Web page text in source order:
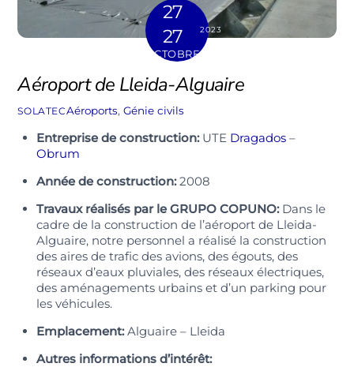
27
27
OCTOBRE
2023
Aéroport de Lleida-Alguaire
SOLATECAéroports, Génie civils
Entreprise de construction:UTE Dragados –
Obrum
Année de construction:2008
Travaux réalisés par le GRUPO COPUNO:Dans le
cadre de la construction de l’aéroport de Lleida-
Alguaire, notre personnel a réalisé la construction
des aires de trafic des avions, des égouts, des
réseaux d’eaux pluviales, des réseaux électriques,
des aménagements urbains et d’un parking pour
les véhicules.
Emplacement:Alguaire – Lleida
Autres informations d’intérêt: